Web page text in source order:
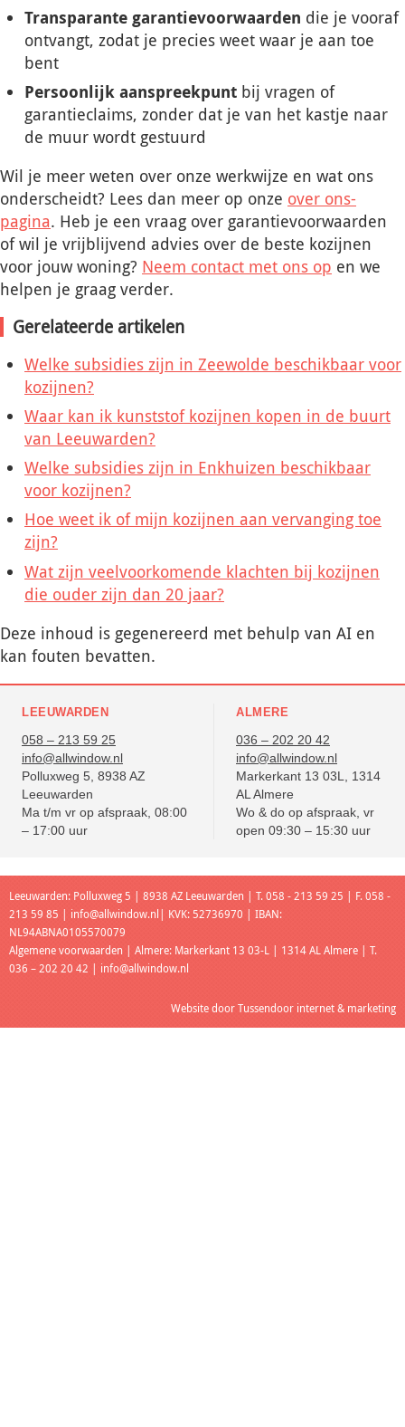
Transparante garantievoorwaarden die je vooraf
ontvangt, zodat je precies weet waar je aan toe
bent
Persoonlijk aanspreekpunt bij vragen of
garantieclaims, zonder dat je van het kastje naar
de muur wordt gestuurd
Wil je meer weten over onze werkwijze en wat ons
onderscheidt? Lees dan meer op onze over ons-
pagina. Heb je een vraag over garantievoorwaarden
of wil je vrijblijvend advies over de beste kozijnen
voor jouw woning? Neem contact met ons op en we
helpen je graag verder.
Gerelateerde artikelen
Welke subsidies zijn in Zeewolde beschikbaar voor
kozijnen?
Waar kan ik kunststof kozijnen kopen in de buurt
van Leeuwarden?
Welke subsidies zijn in Enkhuizen beschikbaar
voor kozijnen?
Hoe weet ik of mijn kozijnen aan vervanging toe
zijn?
Wat zijn veelvoorkomende klachten bij kozijnen
die ouder zijn dan 20 jaar?
Deze inhoud is gegenereerd met behulp van AI en
kan fouten bevatten.
LEEUWARDEN
058 – 213 59 25
info@allwindow.nl
Polluxweg 5, 8938 AZ
Leeuwarden
Ma t/m vr op afspraak, 08:00
– 17:00 uur
ALMERE
036 – 202 20 42
info@allwindow.nl
Markerkant 13 03L, 1314
AL Almere
Wo & do op afspraak, vr
open 09:30 – 15:30 uur
Leeuwarden: Polluxweg 5 | 8938 AZ Leeuwarden | T. 058 - 213 59 25 | F. 058 -
213 59 85 | info@allwindow.nl | KVK: 52736970 | IBAN:
NL94ABNA0105570079
Algemene voorwaarden | Almere: Markerkant 13 03-L | 1314 AL Almere | T.
036 – 202 20 42 | info@allwindow.nl
Website doorTussendoor internet & marketing